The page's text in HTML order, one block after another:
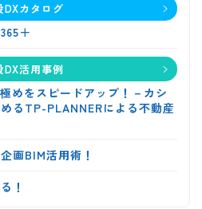
DXカタログ
＋
DX活用事例
めをスピードアップ！－カシ
るTP-PLANNERによる不動産
画BIM活用術！
！